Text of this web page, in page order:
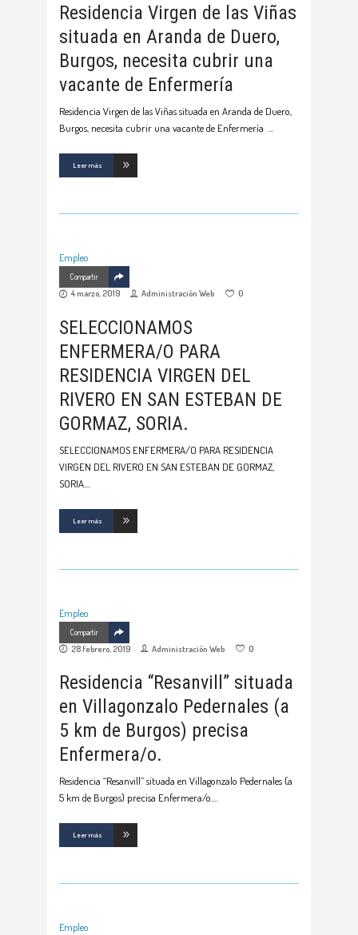
Residencia Virgen de las Viñas
situada en Aranda de Duero,
Burgos, necesita cubrir una
vacante de Enfermería
Residencia Virgen de las Viñas situada en Aranda de Duero,
Burgos, necesita cubrir una vacante de Enfermería
Leer más
Empleo
Compartir
4 marzo, 2019 Administración Web 0
SELECCIONAMOS
ENFERMERA/O PARA
RESIDENCIA VIRGEN DEL
RIVERO EN SAN ESTEBAN DE
GORMAZ, SORIA.
SELECCIONAMOS ENFERMERA/O PARA RESIDENCIA
VIRGEN DEL RIVERO EN SAN ESTEBAN DE GORMAZ,
SORIA.
Leer más
Empleo
Compartir
28 febrero, 2019 Administración Web 0
Residencia “Resanvill” situada
en Villagonzalo Pedernales (a
5 km de Burgos) precisa
Enfermera/o.
Residencia “Resanvill” situada en Villagonzalo Pedernales (a
5 km de Burgos) precisa Enfermera/o.
Leer más
Empleo